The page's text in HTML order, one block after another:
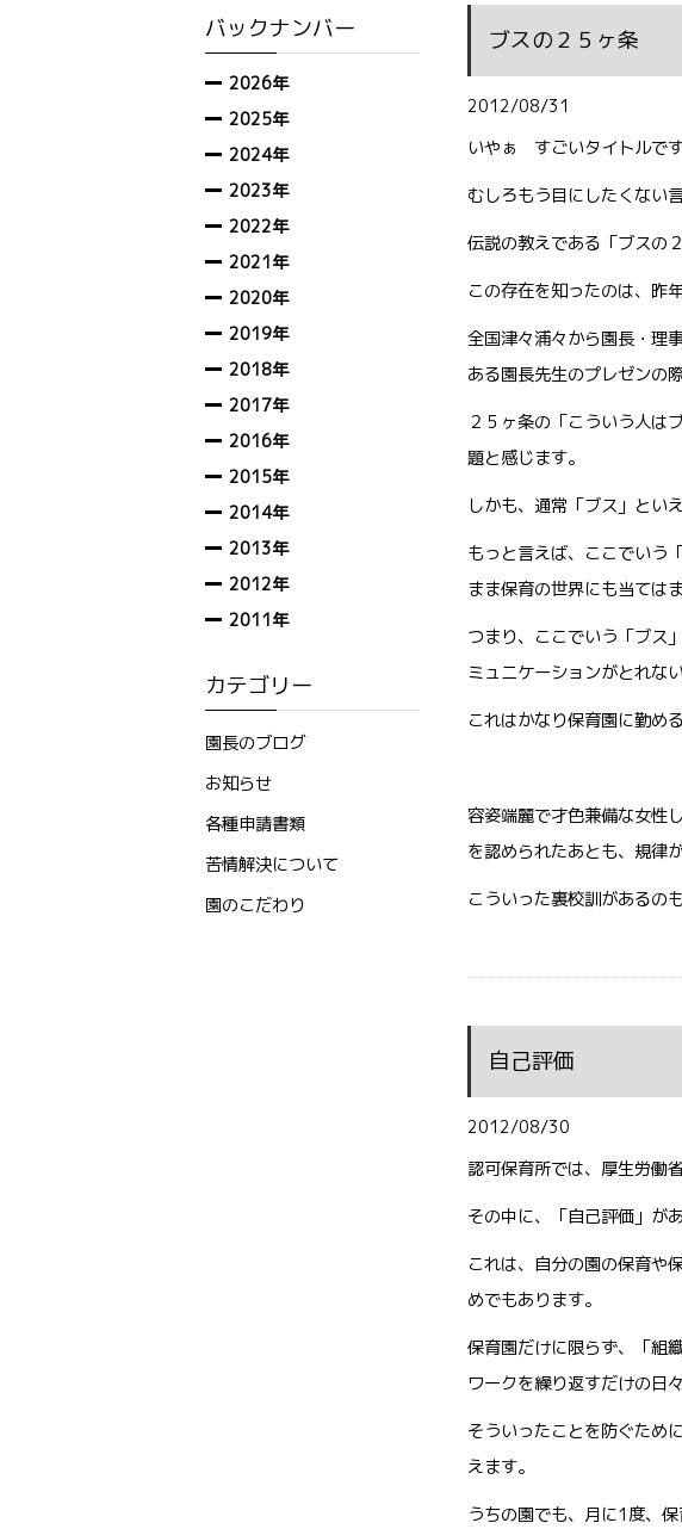
ブスの２５ヶ条
2012/08/31
いやぁ すごいタイトルで
むしろもう目にしたくない
伝説の教えである「ブスの
この存在を知ったのは、昨
全国津々浦々から園長・理
ある園長先生のプレゼンの
２５ヶ条の「こういう人は
題と感じます。
しかも、通常「ブス」とい
もっと言えば、ここでいう
まま保育の世界にも当ては
つまり、ここでいう「ブス
ミュニケーションがとれな
これはかなり保育園に勤め
容姿端麗で才色兼備な女性
を認められたあとも、規律
こういった裏校訓があるの
自己評価
2012/08/30
認可保育所では、厚生労働
その中に、「自己評価」が
これは、自分の園の保育や
めでもあります。
保育園だけに限らず、「組
ワークを繰り返すだけの日
そういったことを防ぐため
えます。
うちの園でも、月に1度、
バックナンバー
2026年
2025年
2024年
2023年
2022年
2021年
2020年
2019年
2018年
2017年
2016年
2015年
2014年
2013年
2012年
2011年
カテゴリー
園長のブログ
お知らせ
各種申請書類
苦情解決について
園のこだわり